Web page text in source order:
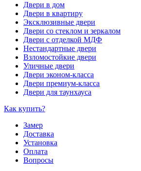
Двери в дом
Двери в квартиру
Эксклюзивные двери
Двери со стеклом и зеркалом
Двери с отделкой МДФ
Нестандартные двери
Взломостойкие двери
Уличные двери
Двери эконом-класса
Двери премиум-класса
Двери для таунхауса
Как купить?
Замер
Доставка
Установка
Оплата
Вопросы